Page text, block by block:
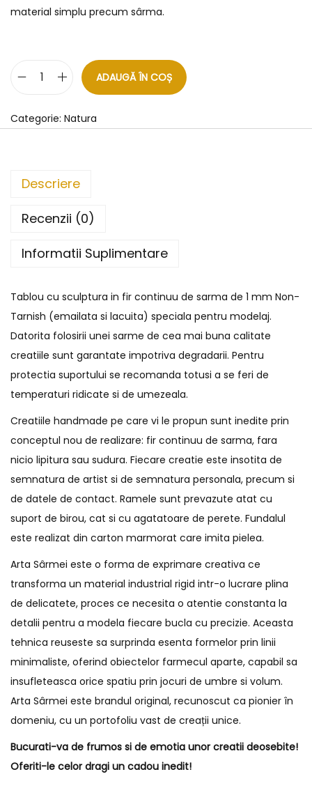
material simplu precum sârma.
ADAUGĂ ÎN COȘ
Categorie: Natura
Descriere
Recenzii (0)
Informatii Suplimentare
Tablou cu sculptura in fir continuu de sarma de 1 mm Non-
Tarnish (emailata si lacuita) speciala pentru modelaj.
Datorita folosirii unei sarme de cea mai buna calitate
creatiile sunt garantate impotriva degradarii. Pentru
protectia suportului se recomanda totusi a se feri de
temperaturi ridicate si de umezeala.
Creatiile handmade pe care vi le propun sunt inedite prin
conceptul nou de realizare: fir continuu de sarma, fara
nicio lipitura sau sudura. Fiecare creatie este insotita de
semnatura de artist si de semnatura personala, precum si
de datele de contact. Ramele sunt prevazute atat cu
suport de birou, cat si cu agatatoare de perete. Fundalul
este realizat din carton marmorat care imita pielea.
Arta Sârmei este o forma de exprimare creativa ce
transforma un material industrial rigid intr-o lucrare plina
de delicatete, proces ce necesita o atentie constanta la
detalii pentru a modela fiecare bucla cu precizie. Aceasta
tehnica reuseste sa surprinda esenta formelor prin linii
minimaliste, oferind obiectelor farmecul aparte, capabil sa
insufleteasca orice spatiu prin jocuri de umbre si volum.
Arta Sârmei este brandul original, recunoscut ca pionier în
domeniu, cu un portofoliu vast de creații unice.
Bucurati-va de frumos si de emotia unor creatii deosebite!
Oferiti-le celor dragi un cadou inedit!